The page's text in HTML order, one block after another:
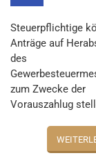
Steuerpflichtige
Anträge auf
des
zum Zwecke der
Vorauszahlug